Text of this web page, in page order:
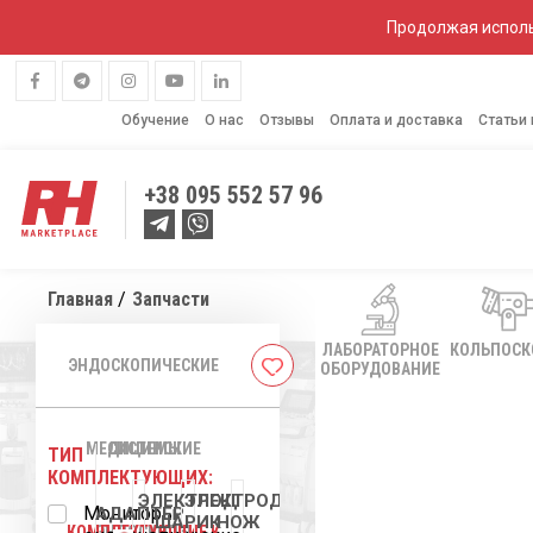
Продолжая
Обучение О нас Отзывы Оплата и доставка Статьи
+38 095 552 57 96
ЛАБОРАТОРНОЕ
ОБОРУДОВАНИЕ
Главная Запчасти
ЭНДОСКОПИЧЕСКИЕ
СИСТЕМЫ
МЕДИЦИНСКИЕ
Cписок
ТИП
КОМПЛЕКТУЮЩИХ:
Мониторы
АДАПТЕР
ЭЛЕКТРОД
ШАРИК
ЭЛЕКТРОД-
НОЖ